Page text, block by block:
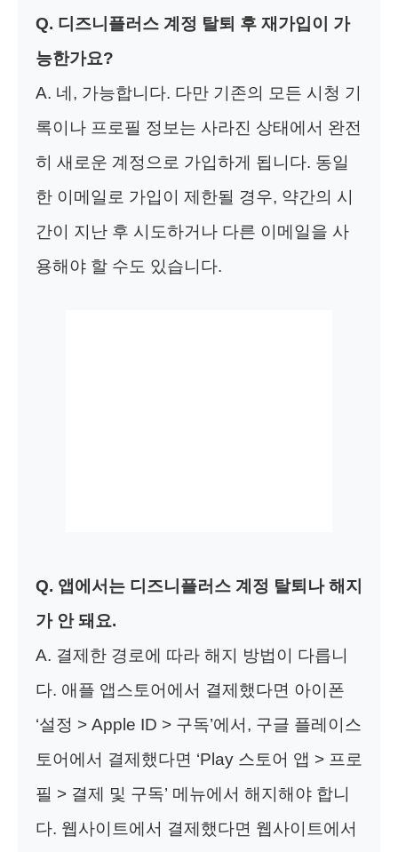
Q. 디즈니플러스 계정 탈퇴 후 재가입이 가
능한가요?
A. 네, 가능합니다. 다만 기존의 모든 시청 기
록이나 프로필 정보는 사라진 상태에서 완전
히 새로운 계정으로 가입하게 됩니다. 동일
한 이메일로 가입이 제한될 경우, 약간의 시
간이 지난 후 시도하거나 다른 이메일을 사
용해야 할 수도 있습니다.
Q. 앱에서는 디즈니플러스 계정 탈퇴나 해지
가 안 돼요.
A. 결제한 경로에 따라 해지 방법이 다릅니
다. 애플 앱스토어에서 결제했다면 아이폰
‘설정 > Apple ID > 구독’에서, 구글 플레이스
토어에서 결제했다면 ‘Play 스토어 앱 > 프로
필 > 결제 및 구독’ 메뉴에서 해지해야 합니
다. 웹사이트에서 결제했다면 웹사이트에서